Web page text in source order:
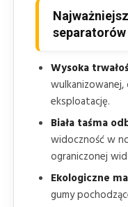
separatorów
Wysoka
eksploatację.
Biała taśma
widoczność w
ograniczonej
Ekologiczne
gumy